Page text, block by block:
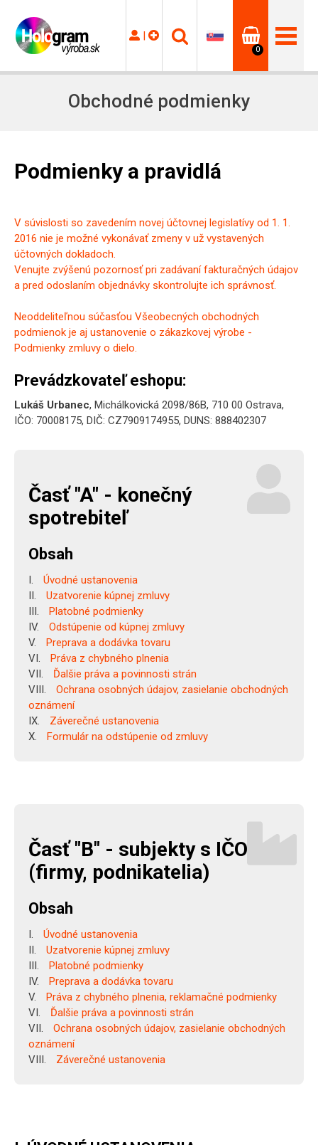
|
0
Obchodné podmienky
Podmienky a pravidlá
V súvislosti so zavedením novej účtovnej legislatívy od 1. 1.
2016 nie je možné vykonávať zmeny v už vystavených
účtovných dokladoch.
Venujte zvýšenú pozornosť pri zadávaní fakturačných údajov
a pred odoslaním objednávky skontrolujte ich správnosť.
Neoddeliteľnou súčasťou Všeobecných obchodných
podmienok je aj ustanovenie o zákazkovej výrobe -
Podmienky zmluvy o dielo.
Prevádzkovateľ eshopu:
Lukáš Urbanec, Michálkovická 2098/86B, 710 00 Ostrava,
IČO: 70008175, DIČ: CZ7909174955, DUNS: 888402307
Časť "A" - konečný
spotrebiteľ
Obsah
Úvodné ustanovenia
Uzatvorenie kúpnej zmluvy
Platobné podmienky
Odstúpenie od kúpnej zmluvy
Preprava a dodávka tovaru
Práva z chybného plnenia
Ďalšie práva a povinnosti strán
Ochrana osobných údajov, zasielanie obchodných
oznámení
Záverečné ustanovenia
Formulár na odstúpenie od zmluvy
Časť "B" - subjekty s IČO
(firmy, podnikatelia)
Obsah
Úvodné ustanovenia
Uzatvorenie kúpnej zmluvy
Platobné podmienky
Preprava a dodávka tovaru
Práva z chybného plnenia, reklamačné podmienky
Ďalšie práva a povinnosti strán
Ochrana osobných údajov, zasielanie obchodných
oznámení
Záverečné ustanovenia